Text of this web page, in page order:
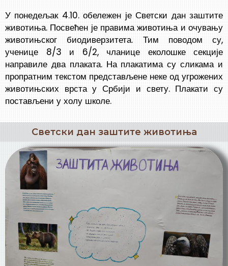
У понедељак 4.10. обележен је Светски дан заштите
животиња. Посвећен је правима животиња и очувању
животињског биодиверзитета. Тим поводом су,
ученице 8/3 и 6/2, чланице еколошке секције
направиле два плаката. На плакатима су сликама и
пропратним текстом представљене неке од угрожених
животињских врста у Србији и свету. Плакати су
постављени у холу школе.
Светски дан заштите животиња